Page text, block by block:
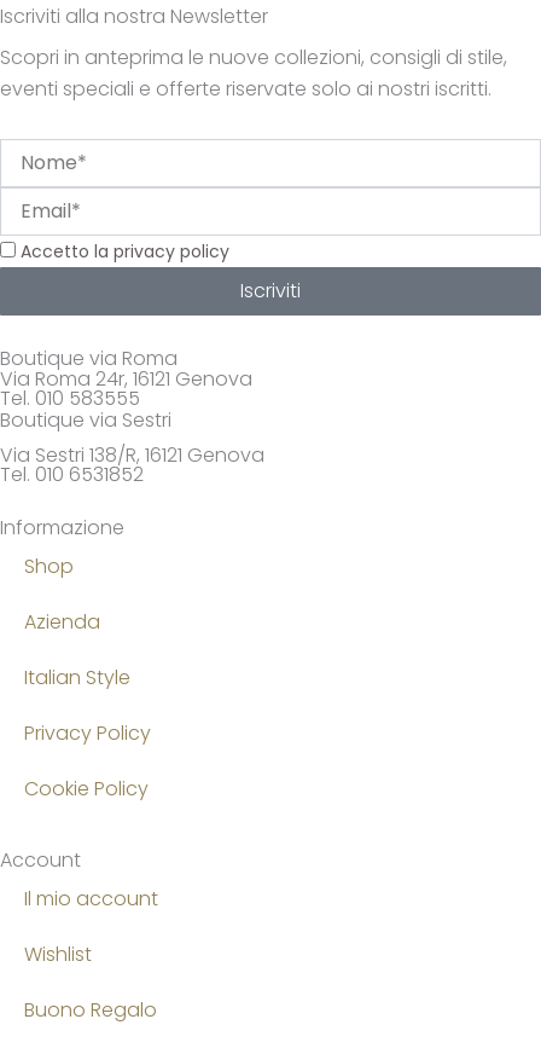
Iscriviti alla nostra Newsletter
Scopri in anteprima le nuove collezioni, consigli di stile,
eventi speciali e offerte riservate solo ai nostri iscritti.
Privacy
Accetto la privacy policy
Iscriviti
Boutique via Roma
Via Roma 24r, 16121 Genova
Tel. 010 583555
Boutique via Sestri
Via Sestri 138/R, 16121 Genova
Tel. 010 6531852
Informazione
Shop
Azienda
Italian Style
Privacy Policy
Cookie Policy
Account
Il mio account
Wishlist
Buono Regalo